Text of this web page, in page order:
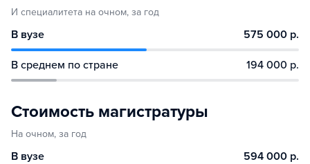
И специалитета на очном, за год
В вузе 575 000 р.
В среднем по стране 194 000 р.
Стоимость магистратуры
На очном, за год
В вузе 594 000 р.